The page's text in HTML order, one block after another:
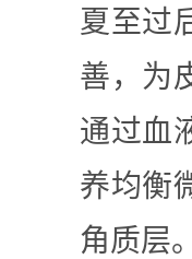
夏至过
善，为
通过血
养均衡
角质层。